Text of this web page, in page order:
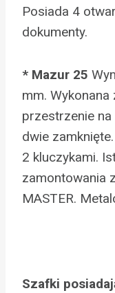
Posiada 4
dokumenty.
* Mazur 25
mm. Wykonana
przestrzenie
dwie
2 kluczykami.
zamontowania
MASTER.
Szafki